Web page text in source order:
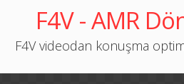
F4V - AMR
F4V videodan konuşma